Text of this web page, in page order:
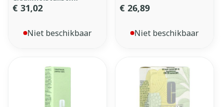
€ 31,02
Niet beschikbaar
€ 26,89
Niet beschikbaar